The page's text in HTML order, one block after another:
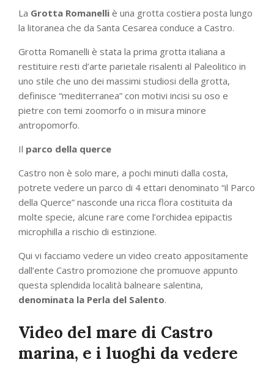
La Grotta Romanelli è una grotta costiera posta lungo
la litoranea che da Santa Cesarea conduce a Castro.
Grotta Romanelli è stata la prima grotta italiana a
restituire resti d’arte parietale risalenti al Paleolitico in
uno stile che uno dei massimi studiosi della grotta,
definisce “mediterranea” con motivi incisi su oso e
pietre con temi zoomorfo o in misura minore
antropomorfo.
Il parco della querce
Castro non è solo mare, a pochi minuti dalla costa,
potrete vedere un parco di 4 ettari denominato “il Parco
della Querce” nasconde una ricca flora costituita da
molte specie, alcune rare come l’orchidea epipactis
microphilla a rischio di estinzione.
Qui vi facciamo vedere un video creato appositamente
dall’ente Castro promozione che promuove appunto
questa splendida località balneare salentina,
denominata la Perla del Salento.
Video del mare di Castro
marina, e i luoghi da vedere